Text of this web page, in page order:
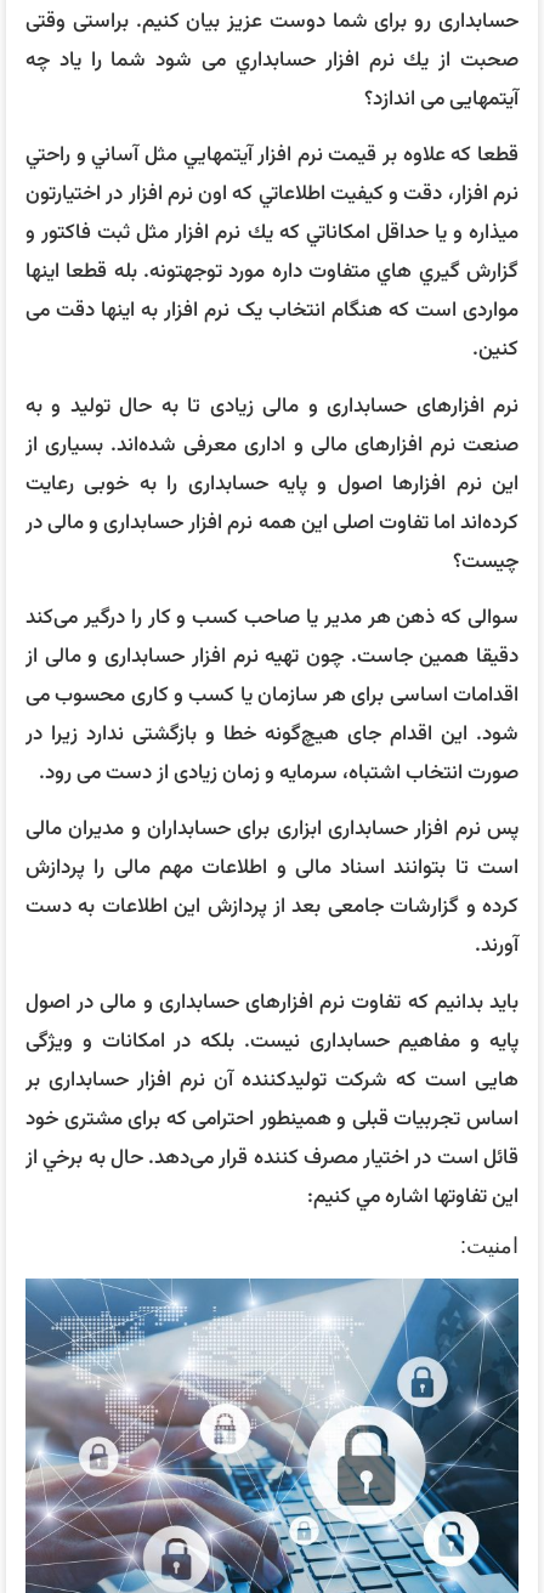
حسابداری رو برای شما دوست عزیز بیان کنیم. براستی وقتی
صحبت از يك نرم افزار حسابداري می شود شما را یاد چه
آیتمهایی می اندازد؟
قطعا كه علاوه بر قيمت نرم افزار آيتمهايي مثل آساني و راحتي
نرم افزار، دقت و كيفيت اطلاعاتي كه اون نرم افزار در اختيارتون
ميذاره و يا حداقل امكاناتي كه يك نرم افزار مثل ثبت فاكتور و
گزارش گيري هاي متفاوت داره مورد توجهتونه. بله قطعا اینها
مواردی است که هنگام انتخاب یک نرم افزار به اینها دقت می
کنین.
نرم افزارهای حسابداری و مالی زیادی تا به حال تولید و به
صنعت نرم افزارهای مالی و اداری معرفی شده‌اند. بسیاری از
این نرم افزارها اصول و پایه حسابداری را به خوبی رعایت
کرده‌اند اما تفاوت اصلی این همه نرم افزار حسابداری و مالی در
چیست؟
سوالی که ذهن هر مدیر یا صاحب کسب و کار را درگیر می‌کند
دقیقا همین جاست. چون تهیه نرم افزار حسابداری و مالی از
اقدامات اساسی برای هر سازمان یا کسب و کاری محسوب می‌
شود. این اقدام جای هیچ‌گونه خطا و بازگشتی ندارد زیرا در
صورت انتخاب اشتباه، سرمایه و زمان زیادی از دست می‌ رود.
پس نرم افزار حسابداری ابزاری برای حسابداران و مدیران مالی
است تا بتوانند اسناد مالی و اطلاعات مهم مالی را پردازش
کرده و گزارشات جامعی بعد از پردازش این اطلاعات به دست
آورند.
بايد بدانيم كه تفاوت نرم افزارهای حسابداری و مالی در اصول
پایه و مفاهیم حسابداری نیست. بلکه در امکانات و ویژگی‌
هایی است که شرکت تولیدکننده آن نرم افزار حسابداری بر
اساس تجربیات قبلی و همینطور احترامی که برای مشتری خود
قائل است در اختیار مصرف کننده قرار می‌دهد. حال به برخي از
اين تفاوتها اشاره مي كنيم:
امنيت: